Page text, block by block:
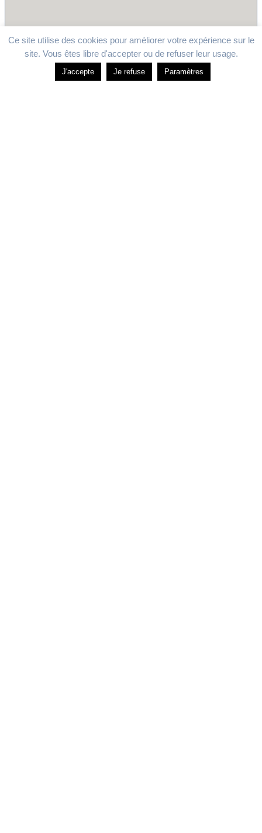
Ce site utilise des cookies pour améliorer votre expérience sur le
site. Vous êtes libre d'accepter ou de refuser leur usage.
J'accepte Je refuse Paramètres